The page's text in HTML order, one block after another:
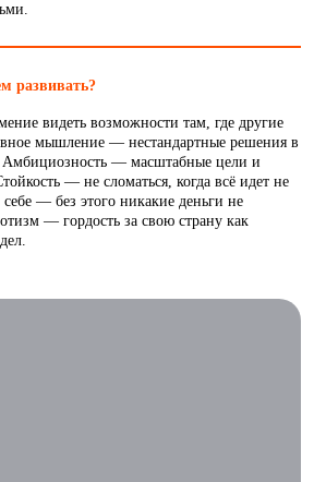
развивать?
видеть возможности там, где другие
мышление — нестандартные решения в
Амбициозность — масштабные цели и
— не сломаться, когда всё идет не
— без этого никакие деньги не
— гордость за свою страну как